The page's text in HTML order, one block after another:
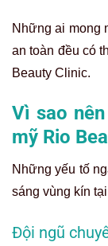
Những ai mong
an toàn đều có
Beauty Clinic.
Vì sao
mỹ Rio
Những yếu tố
sáng vùng kín
Đội ngũ